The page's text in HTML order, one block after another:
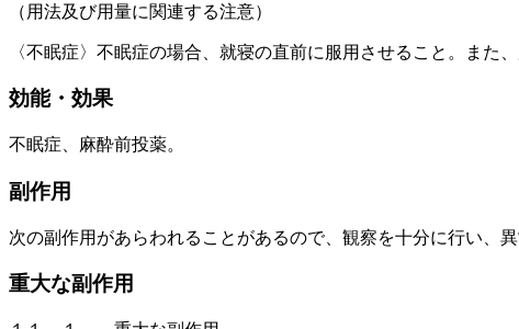
（用法及び用量に関連する注意）
〈不眠症〉不眠症の場合、就寝の直前に服用させること。また
効能・効果
不眠症、麻酔前投薬。
副作用
次の副作用があらわれることがあるので、観察を十分に行い、
重大な副作用